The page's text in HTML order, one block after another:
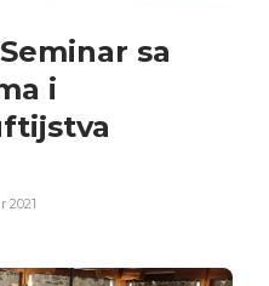
sa
i
2021